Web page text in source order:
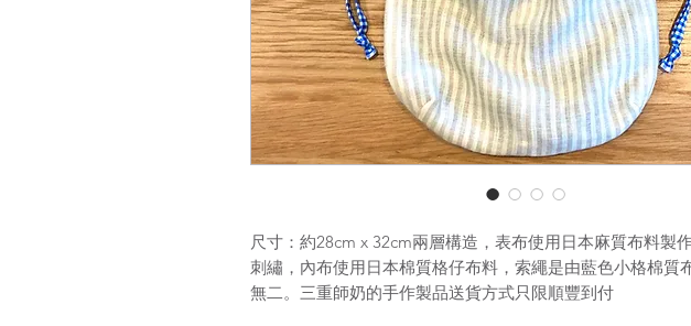
尺寸：約28cm x 32cm兩層構造，表布使用日本麻質布料製
刺繡，內布使用日本棉質格仔布料，索繩是由藍色小格棉質
無二。三重師奶的手作製品送貨方式只限順豐到付